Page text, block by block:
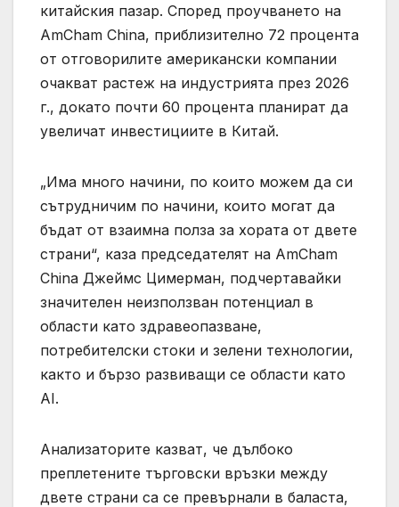
китайския пазар. Според проучването на
AmCham China, приблизително 72 процента
от отговорилите американски компании
очакват растеж на индустрията през 2026
г., докато почти 60 процента планират да
увеличат инвестициите в Китай.
„Има много начини, по които можем да си
сътрудничим по начини, които могат да
бъдат от взаимна полза за хората от двете
страни“, каза председателят на AmCham
China Джеймс Цимерман, подчертавайки
значителен неизползван потенциал в
области като здравеопазване,
потребителски стоки и зелени технологии,
както и бързо развиващи се области като
AI.
Анализаторите казват, че дълбоко
преплетените търговски връзки между
двете страни са се превърнали в баласта,